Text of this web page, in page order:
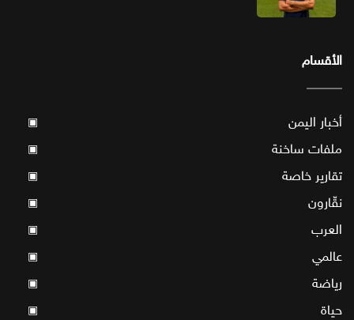
الأقسام
أخبار اليمن ▣
ملفات ساخنة ▣
تقارير خاصة ▣
نقّارون ▣
العرب ▣
عالمي ▣
رياضة ▣
حياة ▣